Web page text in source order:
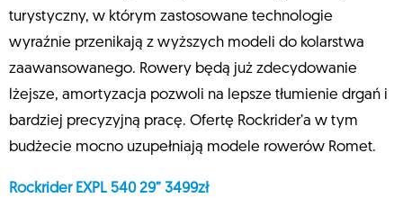
turystyczny, w którym zastosowane technologie
wyraźnie przenikają z wyższych modeli do kolarstwa
zaawansowanego. Rowery będą już zdecydowanie
lżejsze, amortyzacja pozwoli na lepsze tłumienie drgań i
bardziej precyzyjną pracę. Ofertę Rockrider’a w tym
budżecie mocno uzupełniają modele rowerów Romet.
Rockrider EXPL 540 29” 3499zł